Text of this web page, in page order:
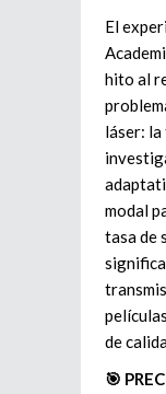
El
hito al
láser:
modal
tasa de
de
🎯